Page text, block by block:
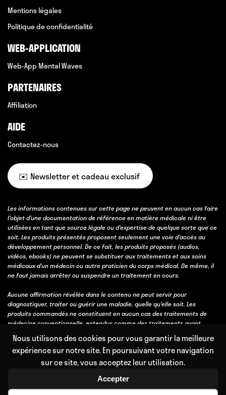
Nous utilisons des cookies pour vous garantir la meilleure
expérience sur notre site. En poursuivant votre navigation
sur ce site, vous acceptez leur utilisation.
Accepter
Mentions légales
Politique de confidentialité
WEB-APPLICATION
Web-App Mental Waves
PARTENAIRES
Affiliation
AIDE
Contactez-nous
✉️ Newsletter et cadeau exclusif
Les informations contenues sur cette page ne peuvent en aucun cas faire
l’objet d’une documentation de référence en matière médicale ni être
utilisées en tant que source légale ou d’expertise de quelque sorte que ce
soit. Les produits présentés proposent seulement une voie d’accès au
développement personnel. De ce fait, les produits proposés (audios,
vidéos, ebooks) ne peuvent se substituer aux traitements et aux soins
médicaux d’un médecin ou autre praticien du corps médical. De même, il
ne faut jamais arrêter ou suspendre un traitement en cours.
Aucune affirmation révélée dans le contenu ne peut servir pour
diagnostiquer, traiter ou guérir une maladie, quelle qu’elle soit. Les
produits commandés ne constituent en aucun cas des traitements de
médecine conventionnelle, entendus comme des traitements ayant
qu’ils bénéficient d’un consensus professionnel fort obtenu avec l’accord
et l’expérience de la majorité des professionnels de la discipline